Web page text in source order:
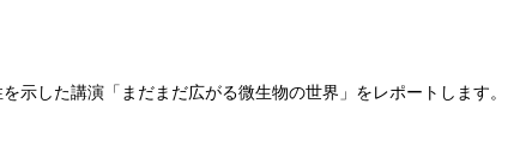
示した講演「まだまだ広がる微生物の世界」をレポートします。